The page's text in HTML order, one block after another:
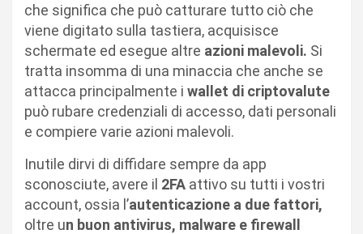
che significa che può catturare tutto ciò che
viene digitato sulla tastiera, acquisisce
schermate ed esegue altre azioni malevoli. Si
tratta insomma di una minaccia che anche se
attacca principalmente i wallet di criptovalute
può rubare credenziali di accesso, dati personali
e compiere varie azioni malevoli.
Inutile dirvi di diffidare sempre da app
sconosciute, avere il 2FA attivo su tutti i vostri
account, ossia l’autenticazione a due fattori,
oltre un buon antivirus, malware e firewall